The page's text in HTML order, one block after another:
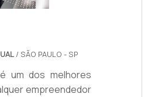
/ SÃO PAULO - SP
um dos melhores
empreendedor